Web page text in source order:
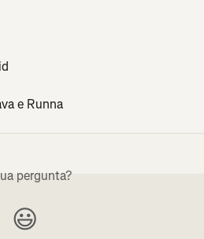
e Runna
pergunta?
😃